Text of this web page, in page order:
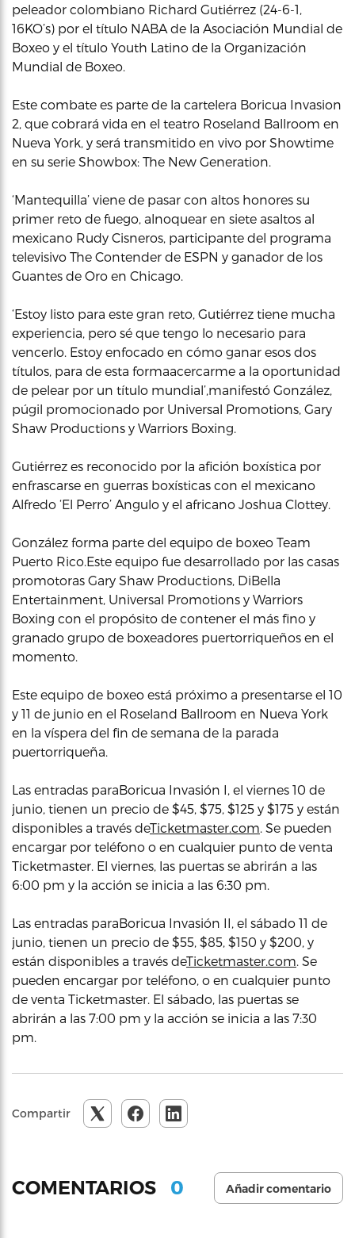
peleador colombiano Richard Gutiérrez (24-6-1,
16KO’s) por el título NABA de la Asociación Mundial de
Boxeo y el título Youth Latino de la Organización
Mundial de Boxeo.
Este combate es parte de la cartelera Boricua Invasion
2, que cobrará vida en el teatro Roseland Ballroom en
Nueva York, y será transmitido en vivo por Showtime
en su serie Showbox: The New Generation.
‘Mantequilla’ viene de pasar con altos honores su
primer reto de fuego, alnoquear en siete asaltos al
mexicano Rudy Cisneros, participante del programa
televisivo The Contender de ESPN y ganador de los
Guantes de Oro en Chicago.
‘Estoy listo para este gran reto, Gutiérrez tiene mucha
experiencia, pero sé que tengo lo necesario para
vencerlo. Estoy enfocado en cómo ganar esos dos
títulos, para de esta formaacercarme a la oportunidad
de pelear por un título mundial’,manifestó González,
púgil promocionado por Universal Promotions, Gary
Shaw Productions y Warriors Boxing.
Gutiérrez es reconocido por la afición boxística por
enfrascarse en guerras boxísticas con el mexicano
Alfredo ‘El Perro’ Angulo y el africano Joshua Clottey.
González forma parte del equipo de boxeo Team
Puerto Rico.Este equipo fue desarrollado por las casas
promotoras Gary Shaw Productions, DiBella
Entertainment, Universal Promotions y Warriors
Boxing con el propósito de contener el más fino y
granado grupo de boxeadores puertorriqueños en el
momento.
Este equipo de boxeo está próximo a presentarse el 10
y 11 de junio en el Roseland Ballroom en Nueva York
en la víspera del fin de semana de la parada
puertorriqueña.
Las entradas paraBoricua Invasión I, el viernes 10 de
junio, tienen un precio de $45, $75, $125 y $175 y están
disponibles a través deTicketmaster.com . Se pueden
encargar por teléfono o en cualquier punto de venta
Ticketmaster. El viernes, las puertas se abrirán a las
6:00 pm y la acción se inicia a las 6:30 pm.
Las entradas paraBoricua Invasión II, el sábado 11 de
junio, tienen un precio de $55, $85, $150 y $200, y
están disponibles a través deTicketmaster.com . Se
pueden encargar por teléfono, o en cualquier punto
de venta Ticketmaster. El sábado, las puertas se
abrirán a las 7:00 pm y la acción se inicia a las 7:30
pm.
Compartir
COMENTARIOS 0 Añadir comentario